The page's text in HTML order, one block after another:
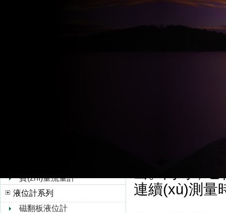
質(zhì)量流量計
液位計系列
磁翻板液位計
外夾式超聲
進(jìn)的數
連續(xù)測量